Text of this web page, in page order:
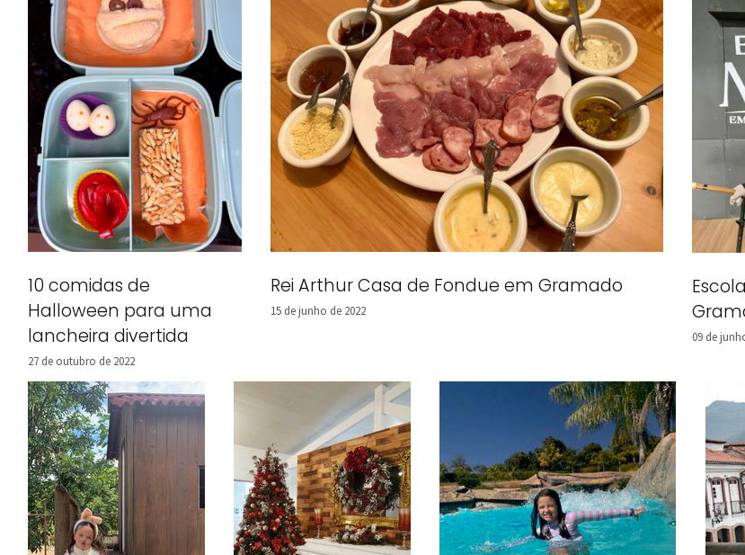
10 comidas de
Halloween para uma
lancheira divertida
27 de outubro de 2022
Rei Arthur Casa de Fondue em Gramado
15 de junho de 2022
09 de